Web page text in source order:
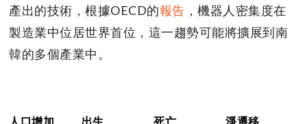
產出的技術，根據OECD的報告 ，機器人密集度在
製造業中位居世界首位，這一趨勢可能將擴展到南
韓的多個產業中。
人口增加 出生 死亡 淨遷移